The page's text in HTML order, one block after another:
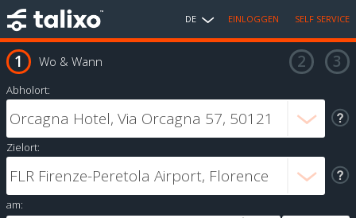
DE EINLOGGEN SELF SERVICE
Wo & Wann
Abholort:
Zielort:
am: